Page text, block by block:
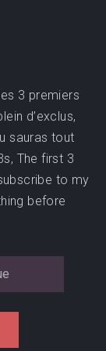
3 premiers
d’exclus,
sauras tout
The first 3
to my
before